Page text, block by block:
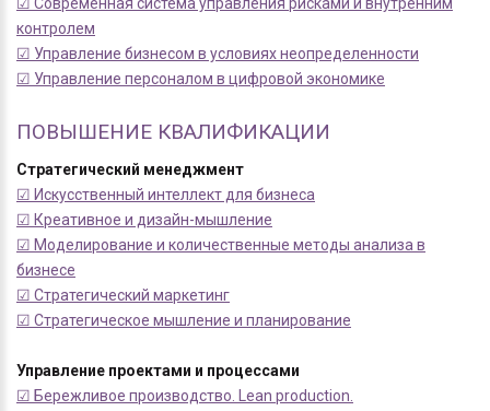
контролем
☑ Управление бизнесом в условиях неопределенности
☑ Управление персоналом в цифровой экономике
ПОВЫШЕНИЕ КВАЛИФИКАЦИИ
Стратегический менеджмент
☑ Искусственный интеллект для бизнеса
☑ Креативное и дизайн-мышление
☑ Моделирование и количественные методы анализа в
бизнесе
☑ Стратегический маркетинг
☑ Стратегическое мышление и планирование
Управление проектами и процессами
☑ Бережливое производство. Lean production.